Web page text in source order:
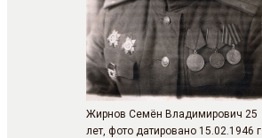
Жирнов Семён Владимирович 25
лет, фото датировано 15.02.1946 г.